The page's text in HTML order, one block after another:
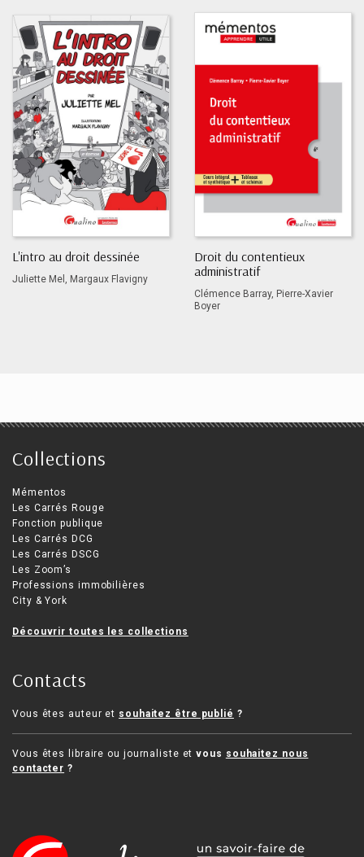
L'intro au droit dessinée
Juliette Mel, Margaux Flavigny
Droit du contentieux
administratif
Clémence Barray, Pierre-Xavier
Boyer
Collections
Mémentos
Les Carrés Rouge
Fonction publique
Les Carrés DCG
Les Carrés DSCG
Les Zoom’s
Professions immobilières
City & York
Découvrir toutes les collections
Contacts
Vous êtes auteur et souhaitez être publié ?
Vous êtes libraire ou journaliste etvous souhaitez nous
contacter ?